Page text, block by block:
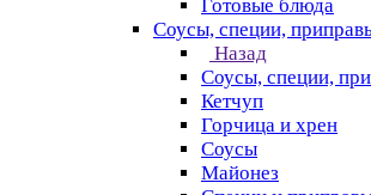
Готовые блюда
Соусы, специи,
Назад
Соусы, специи,
Кетчуп
Горчица и хрен
Соусы
Майонез